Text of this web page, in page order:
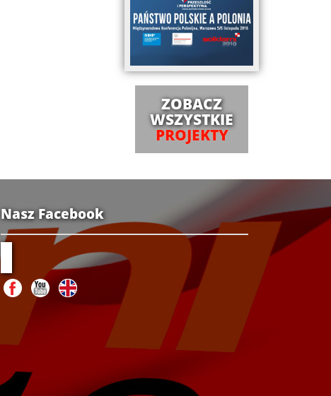
ZOBACZ
WSZYSTKIE
PROJEKTY
Nasz Facebook